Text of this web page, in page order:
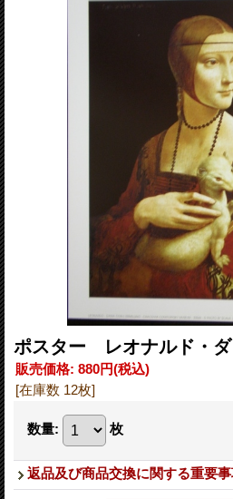
ポスター レオナルド・ダ
販売価格: 880円(税込)
[在庫数 12枚]
数量: 枚
返品及び商品交換に関する重要